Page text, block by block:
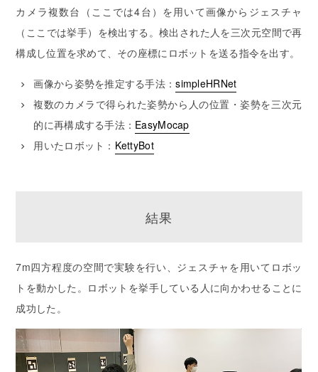
カメラ複数台（ここでは4台）を用いて画像からジェスチャ
（ここでは挙手）を検出する。検出された人を三次元空間で再
構成し位置を求めて、その座標にロボットを送る指令を出す。
画像から姿勢を推定する手法：simpleHRNet
複数のカメラで得られた姿勢から人の位置・姿勢を三次元
的に再構成する手法： EasyMocap
用いたロボット： KettyBot
結果
7m四方程度の空間で実験を行い、ジェスチャを用いてロボッ
トを動かした。ロボットを挙手している人に向かわせることに
成功した。